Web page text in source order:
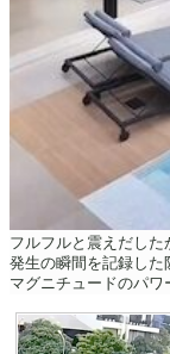
フルフルと震えだし
発生の瞬間を記録した
マグニチュードのパワ